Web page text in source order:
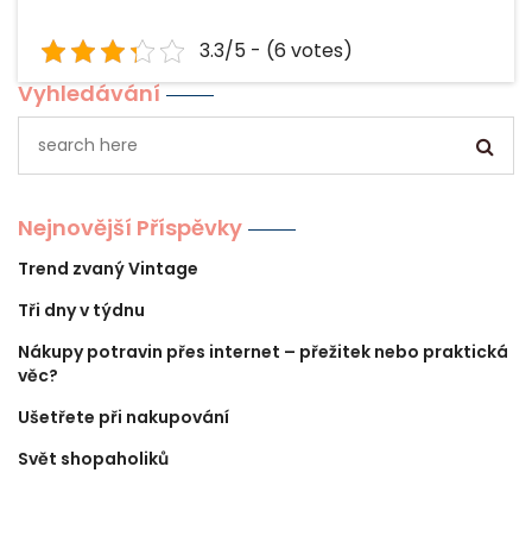
3.3/5 - (6 votes)
Vyhledávání
Nejnovější Příspěvky
Trend zvaný Vintage
Tři dny v týdnu
Nákupy potravin přes internet – přežitek nebo praktická
věc?
Ušetřete při nakupování
Svět shopaholiků